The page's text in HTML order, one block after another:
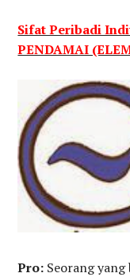
Sifat Peribadi
PENDAMAI
Pro: Seorang